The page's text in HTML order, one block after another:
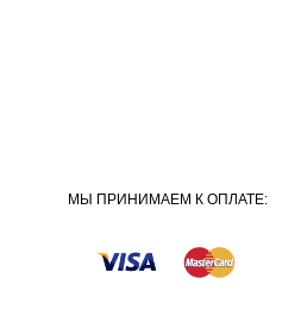
МЫ ПРИНИМАЕМ К ОПЛАТЕ: